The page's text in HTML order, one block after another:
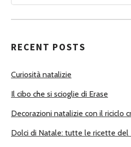
A
U
O
I
RECENT POSTS
Curiosità natalizie
Il cibo che si scioglie di Erase
Decorazioni natalizie con il riciclo
Dolci di Natale: tutte le ricette del